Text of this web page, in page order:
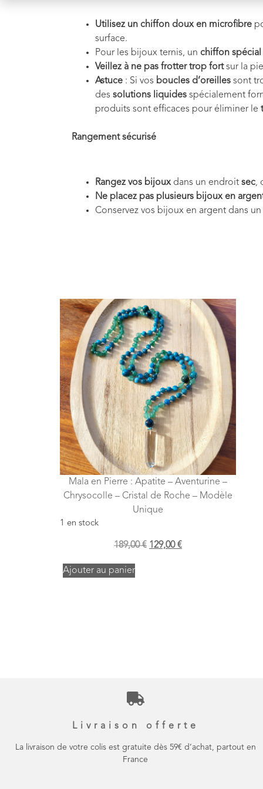
Utilisez un chiffon doux en microfibre
surface.
Pour les bijoux ternis, un chiffon
Veillez à ne pas frotter trop fortsur la
Astuce : Si vos boucles d’oreilles sont
des solutions liquides spécialement
produits sont efficaces pour éliminer le
Rangement sécurisé
Rangez vos bijouxdans un endroit sec,
Ne placez pas plusieurs bijoux en
Conservez vos bijoux en argent dans
Mala en Pierre : Apatite – Aventurine –
Chrysocolle – Cristal de Roche – Modèle
Unique
1 en stock
189,00€ 129,00€
Ajouter au panier
Livraison offerte
La livraison de votre colis est gratuite dès 59€ d’achat, partout en
France